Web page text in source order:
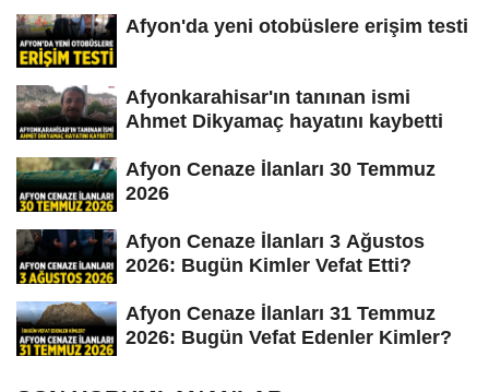
Afyon'da yeni otobüslere erişim testi
Afyonkarahisar'ın tanınan ismi
Ahmet Dikyamaç hayatını kaybetti
Afyon Cenaze İlanları 30 Temmuz
2026
Afyon Cenaze İlanları 3 Ağustos
2026: Bugün Kimler Vefat Etti?
Afyon Cenaze İlanları 31 Temmuz
2026: Bugün Vefat Edenler Kimler?